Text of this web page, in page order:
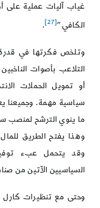
غياب آليات عملية على
الكافي”[27]
.
وتلخص فكرتها في
التلاعب بأصوات
أو تمويل الحملات
سياسية مهمة.
ما ينوي الترشح لمنصب
وهذا يفتح الطريق
وقد يتحمل عبء
السياسيين الآتين من
وحتى مع تنظيرات كارل